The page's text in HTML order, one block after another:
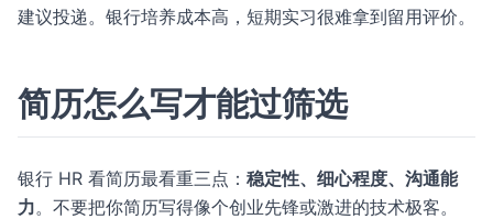
建议投递。银行培养成本高，短期实习很难拿到留用评价。
简历怎么写才能过筛选
银行 HR 看简历最看重三点： 稳定性、细心程度、沟通能
力。不要把你简历写得像个创业先锋或激进的技术极客。